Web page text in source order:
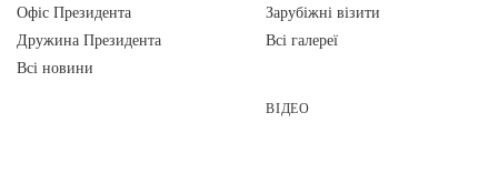
Офіс Президента
Дружина Президента
Всі новини
Зарубіжні візити
Всі галереї
ВІДЕО